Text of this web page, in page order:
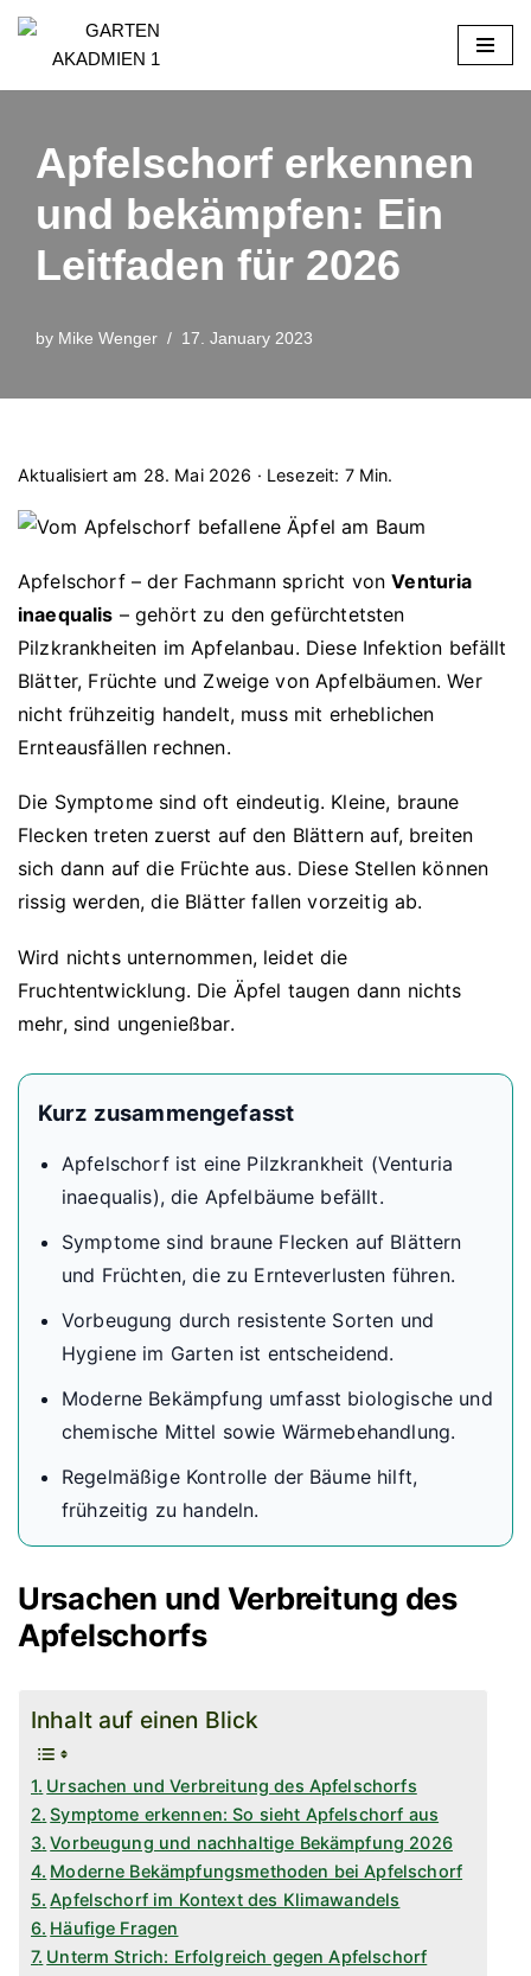
to
Apfelschorf erkennen
und bekämpfen: Ein
Leitfaden für 2026
by Mike Wenger 17. January 2023
Aktualisiert am 28. Mai 2026 · Lesezeit: 7 Min.
Apfelschorf – der Fachmann spricht vonVenturia
inaequalis – gehört zu den gefürchtetsten
Pilzkrankheiten im Apfelanbau. Diese Infektion befällt
Blätter, Früchte und Zweige von Apfelbäumen. Wer
nicht frühzeitig handelt, muss mit erheblichen
Ernteausfällen rechnen.
Die Symptome sind oft eindeutig. Kleine, braune
Flecken treten zuerst auf den Blättern auf, breiten
sich dann auf die Früchte aus. Diese Stellen können
rissig werden, die Blätter fallen vorzeitig ab.
Wird nichts unternommen, leidet die
Fruchtentwicklung. Die Äpfel taugen dann nichts
mehr, sind ungenießbar.
Kurz zusammengefasst
Apfelschorf ist eine Pilzkrankheit (Venturia
inaequalis), die Apfelbäume befällt.
Symptome sind braune Flecken auf Blättern
und Früchten, die zu Ernteverlusten führen.
Vorbeugung durch resistente Sorten und
Hygiene im Garten ist entscheidend.
Moderne Bekämpfung umfasst biologische und
chemische Mittel sowie Wärmebehandlung.
Regelmäßige Kontrolle der Bäume hilft,
frühzeitig zu handeln.
Ursachen und Verbreitung des
Apfelschorfs
Inhalt auf einen Blick
Ursachen und Verbreitung des Apfelschorfs
Symptome erkennen: So sieht Apfelschorf aus
Vorbeugung und nachhaltige Bekämpfung 2026
Moderne Bekämpfungsmethoden bei Apfelschorf
Apfelschorf im Kontext des Klimawandels
Häufige Fragen
Unterm Strich: Erfolgreich gegen Apfelschorf